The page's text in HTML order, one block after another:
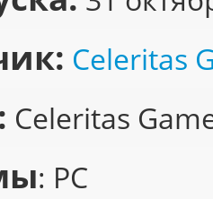
Celeritas
Celeritas
: PC